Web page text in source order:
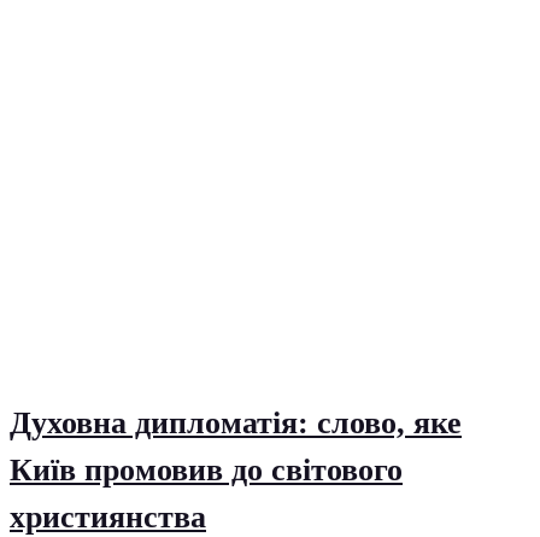
Духовна дипломатія: слово, яке
Київ промовив до світового
християнства